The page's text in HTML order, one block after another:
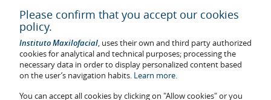
Last update: 2023
Health center authorisation number: E08646940
Please confirm that you accept our cookies
policy.
Instituto Maxilofacial, uses their own and third party authorized
cookies for analytical and technical purposes; processing the
necessary data in order to display personalized content based
on the user’s navigation habits. Learn more.
You can accept all cookies by clicking on "Allow cookies" or you